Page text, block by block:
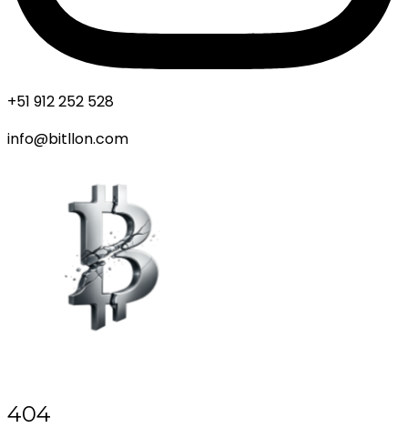
+51 912 252 528
info@bitllon.com
404